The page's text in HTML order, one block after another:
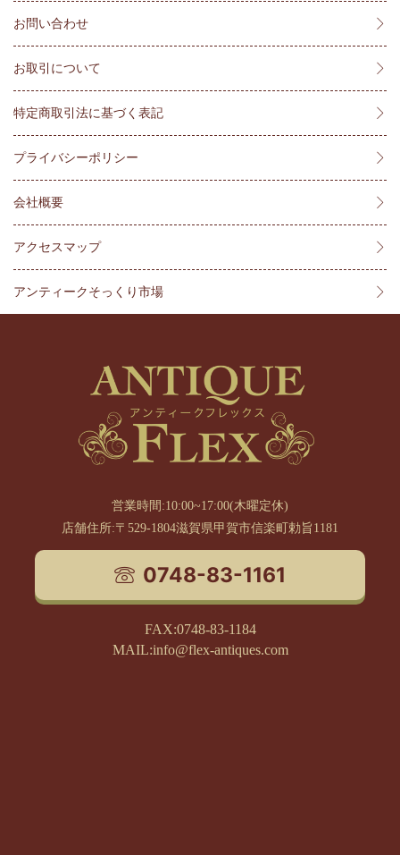
お問い合わせ
お取引について
特定商取引法に基づく表記
プライバシーポリシー
会社概要
アクセスマップ
アンティークそっくり市場
営業時間:10:00~17:00(木曜定休)
店舗住所:〒529-1804滋賀県甲賀市信楽町勅旨1181
0748-83-1161
FAX:0748-83-1184
MAIL:info@flex-antiques.com